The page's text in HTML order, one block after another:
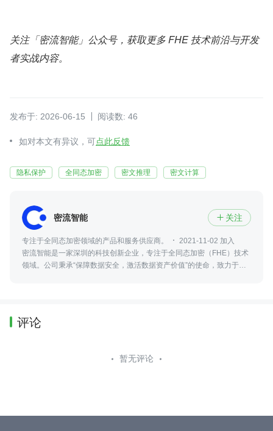
关注「密流智能」公众号，获取更多 FHE 技术前沿与开发
者实战内容。
发布于: 2026-06-15 阅读数: 46
如对本文有异议，可点此反馈
隐私保护 全同态加密 密文推理 密文计算
密流智能  关注
专注于全同态加密领域的产品和服务供应商。
2021-11-02 加入
密流智能是一家深圳的科技创新企业，专注于全同态加密（FHE）技术
领域。公司秉承“保障数据安全，激活数据资产价值”的使命，致力于全
评论
暂无评论